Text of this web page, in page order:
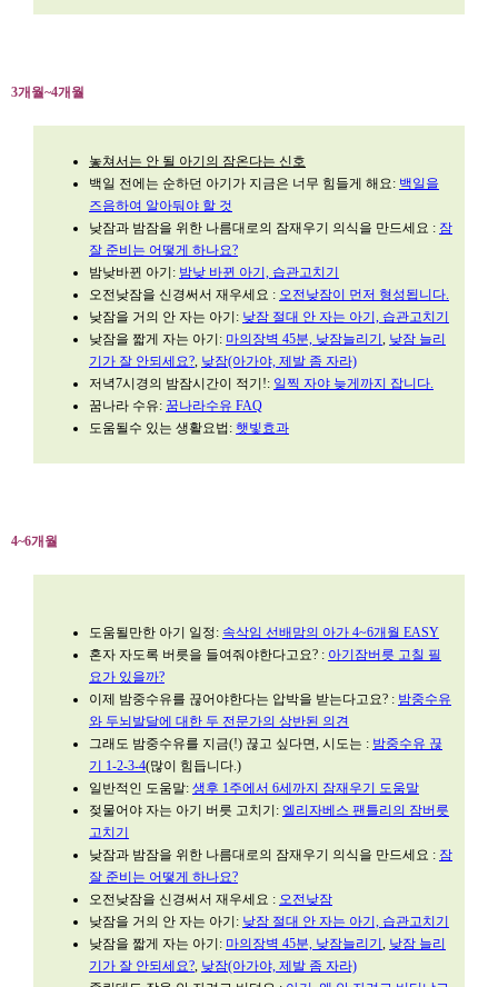
3개월~4개월
놓쳐서는 안 될 아기의 잠온다는 신호
백일 전에는 순하던 아기가 지금은 너무 힘들게 해요: 백일을
즈음하여 알아둬야 할 것
낮잠과 밤잠을 위한 나름대로의 잠재우기 의식을 만드세요 : 잠
잘 준비는 어떻게 하나요?
밤낮바뀐 아기: 밤낮 바뀐 아기, 습관고치기
오전낮잠을 신경써서 재우세요 : 오전낮잠이 먼저 형성됩니다.
낮잠을 거의 안 자는 아기: 낮잠 절대 안 자는 아기, 습관고치기
낮잠을 짧게 자는 아기: 마의장벽 45분, 낮잠늘리기 , 낮잠 늘리
기가 잘 안되세요?, 낮잠(아가야, 제발 좀 자라)
저녁7시경의 밤잠시간이 적기!: 일찍 자야 늦게까지 잡니다.
꿈나라 수유: 꿈나라수유 FAQ
도움될수 있는 생활요법: 햇빛효과
4~6개월
도움될만한 아기 일정: 속삭임 선배맘의 아가 4~6개월 EASY
혼자 자도록 버릇을 들여줘야한다고요? : 아기잠버릇 고칠 필
요가 있을까?
이제 밤중수유를 끊어야한다는 압박을 받는다고요? : 밤중수유
와 두뇌발달에 대한 두 전문가의 상반된 의견
그래도 밤중수유를 지금(!) 끊고 싶다면, 시도는 : 밤중수유 끊
기 1-2-3-4(많이 힘듭니다.)
일반적인 도움말: 생후 1주에서 6세까지 잠재우기 도움말
젖물어야 자는 아기 버릇 고치기: 엘리자베스 팬틀리의 잠버릇
고치기
낮잠과 밤잠을 위한 나름대로의 잠재우기 의식을 만드세요 : 잠
잘 준비는 어떻게 하나요?
오전낮잠을 신경써서 재우세요 : 오전낮잠
낮잠을 거의 안 자는 아기: 낮잠 절대 안 자는 아기, 습관고치기
낮잠을 짧게 자는 아기: 마의장벽 45분, 낮잠늘리기 , 낮잠 늘리
기가 잘 안되세요?, 낮잠(아가야, 제발 좀 자라)